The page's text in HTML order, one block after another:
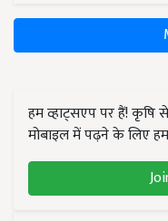
हम व्हाट्सएप पर हैं!
मोबाइल में पढ़ने के लिए